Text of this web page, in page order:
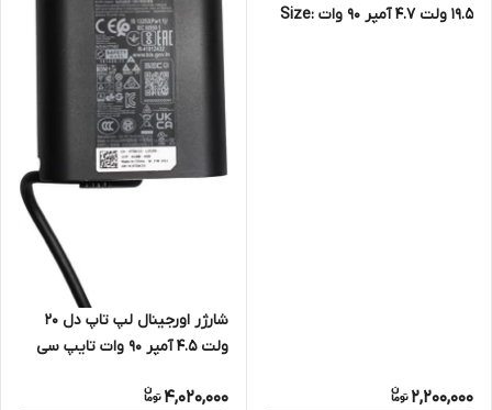
19.5 ولت 4.7 آمپر 90 وات Size:
2,200,000
شارژر اورجینال لپ تاپ دل 20
ولت 4.5 آمپر 90 وات تایپ سی
4,020,000